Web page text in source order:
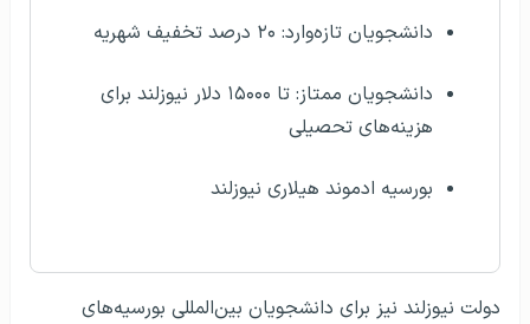
دانشجویان تازه‌وارد: ۲۰ درصد تخفیف شهریه
دانشجویان ممتاز: تا ۱۵۰۰۰ دلار نیوزلند برای
هزینه‌های تحصیلی
بورسیه ادموند هیلاری نیوزلند
دولت نیوزلند نیز برای دانشجویان بین‌المللی بورسیه‌های